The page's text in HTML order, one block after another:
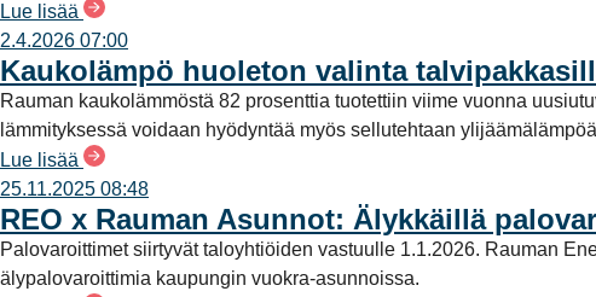
Lue lisää
2.4.2026 07:00
Kaukolämpö huoleton valinta
Rauman kaukolämmöstä 82 prosenttia tuotettiin viime vuonna
lämmityksessä voidaan hyödyntää myös sellutehtaan
Lue lisää
25.11.2025 08:48
REO x Rauman Asunnot: Älykkäillä
Palovaroittimet siirtyvät taloyhtiöiden vastuulle 1.1.2026. Rauman
älypalovaroittimia kaupungin vuokra-asunnoissa.